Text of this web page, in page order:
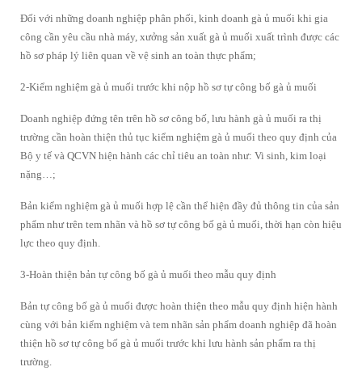
Đối với những doanh nghiệp phân phối, kinh doanh gà ủ muối khi gia
công cần yêu cầu nhà máy, xưởng sản xuất gà ủ muối xuất trình được các
hồ sơ pháp lý liên quan về vệ sinh an toàn thực phẩm;
2-Kiểm nghiệm gà ủ muối trước khi nộp hồ sơ tự công bố gà ủ muối
Doanh nghiệp đứng tên trên hồ sơ công bố, lưu hành gà ủ muối ra thị
trường cần hoàn thiện thủ tục kiểm nghiệm gà ủ muối theo quy định của
Bộ y tế và QCVN hiện hành các chỉ tiêu an toàn như: Vi sinh, kim loại
nặng…;
Bản kiểm nghiệm gà ủ muối hợp lệ cần thể hiện đầy đủ thông tin của sản
phẩm như trên tem nhãn và hồ sơ tự công bố gà ủ muối, thời hạn còn hiệu
lực theo quy định.
3-Hoàn thiện bản tự công bố gà ủ muối theo mẫu quy định
Bản tự công bố gà ủ muối được hoàn thiện theo mẫu quy định hiện hành
cùng với bản kiểm nghiệm và tem nhãn sản phẩm doanh nghiệp đã hoàn
thiện hồ sơ tự công bố gà ủ muối trước khi lưu hành sản phẩm ra thị
trường.